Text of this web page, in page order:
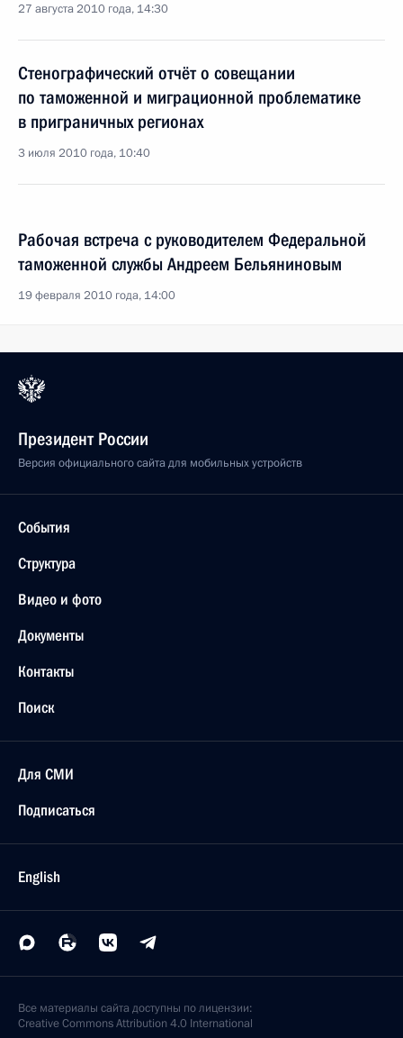
27 августа 2010 года, 14:30
Стенографический отчёт о совещании
по таможенной и миграционной проблематике
в приграничных регионах
3 июля 2010 года, 10:40
Рабочая встреча с руководителем Федеральной
таможенной службы Андреем Бельяниновым
19 февраля 2010 года, 14:00
Президент России
Версия официального сайта для мобильных устройств
События
Структура
Видео и фото
Документы
Контакты
Поиск
Для СМИ
Подписаться
English
Все материалы сайта доступны по лицензии:
Creative Commons Attribution 4.0 International